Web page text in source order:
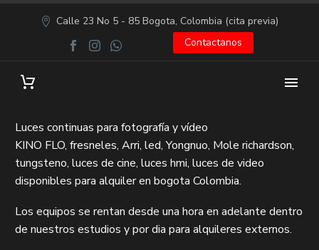
Calle 23 No 5 - 85 Bogota, Colombia (cita previa)
Contactanos
Luces continuas para fotografía y vídeo
KINO FLO, fresneles, Arri, led, Yongnuo, Mole richardson,
tungsteno, luces de cine, luces hmi, luces de video
disponibles para alquiler en bogota Colombia.
Los equipos se rentan desde una hora en adelante dentro
de nuestros estudios y por dia para alquileres externos.